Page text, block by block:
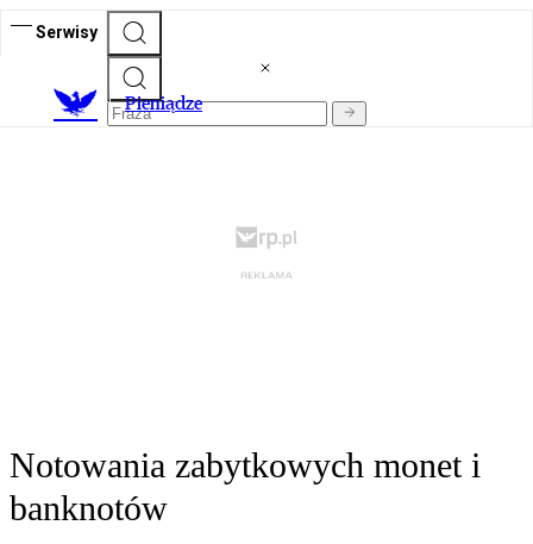
Serwisy
Pieniądze
Notowania zabytkowych monet i
banknotów